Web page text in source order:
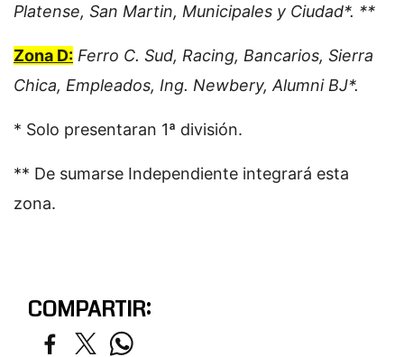
Platense, San Martin, Municipales y Ciudad*. **
Zona D: Ferro C. Sud, Racing, Bancarios, Sierra
Chica, Empleados, Ing. Newbery, Alumni BJ*.
* Solo presentaran 1ª división.
** De sumarse Independiente integrará esta
zona.
COMPARTIR: